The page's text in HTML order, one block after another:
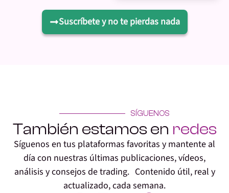
Suscríbete y no te pierdas nada
SÍGUENOS
También estamos en redes
Síguenos en tus plataformas favoritas y mantente al
día con nuestras últimas publicaciones, vídeos,
análisis y consejos de trading. Contenido útil, real y
actualizado, cada semana.